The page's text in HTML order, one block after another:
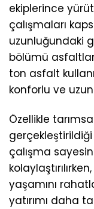
ekiplerince
çalışmaları
uzunluğundaki
bölümü
ton asfalt
konforlu ve
Özellikle
çalışma
yaşamını
yatırımı daha